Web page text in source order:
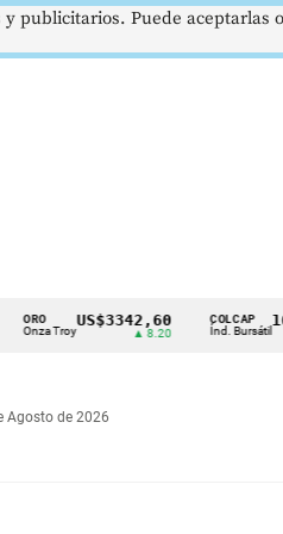
Troy
US$3342,60 COLCAP
Índ. Bursátil
Agosto de 2026
publicitarios. Puede aceptarlas